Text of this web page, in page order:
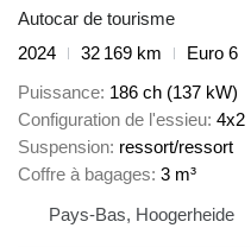
Autocar de tourisme
2024
32 169 km
Euro 6
Puissance 186 ch (137 kW)
Configuration de l'essieu 4x2
Suspension ressort/ressort
Coffre à bagages 3 m³
Pays-Bas, Hoogerheide